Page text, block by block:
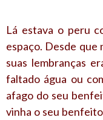
Lá estava o peru
espaço. Desde que
suas lembranças
faltado água ou
afago do seu
vinha o seu